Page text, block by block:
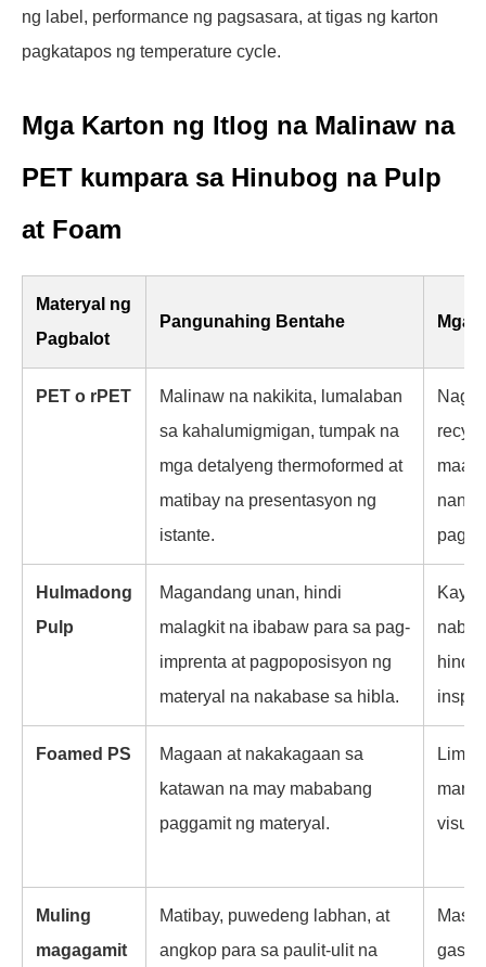
ng label, performance ng pagsasara, at tigas ng karton
pagkatapos ng temperature cycle.
Mga Karton ng Itlog na Malinaw na
PET kumpara sa Hinubog na Pulp
at Foam
Materyal ng
Pagbalot
Pangunahing Bentahe Mga
PET o rPET
Malinaw na nakikita, lumalaban
sa kahalumigmigan, tumpak na
mga detalyeng thermoformed at
matibay na presentasyon ng
istante.
Nag-
Hulmadong
Pulp
Magandang unan, hindi
malagkit na ibabaw para sa pag-
imprenta at pagpoposisyon ng
materyal na nakabase sa hibla.
hindi
Foamed PS
Magaan at nakakagaan sa
katawan na may mababang
paggamit ng materyal.
visual
Muling
magagamit
Matibay, puwedeng labhan, at
angkop para sa paulit-ulit na
Mas